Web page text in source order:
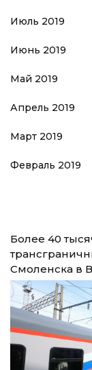
Июль 2019
Июнь 2019
Май 2019
Апрель 2019
Март 2019
Февраль 2019
Более 40
Смоленска в